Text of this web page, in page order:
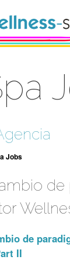
Jobs
de
de
II